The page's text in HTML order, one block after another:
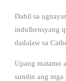
Dahil sa
indulhensyang
dadalaw sa
Upang matamo
sundin ang mga